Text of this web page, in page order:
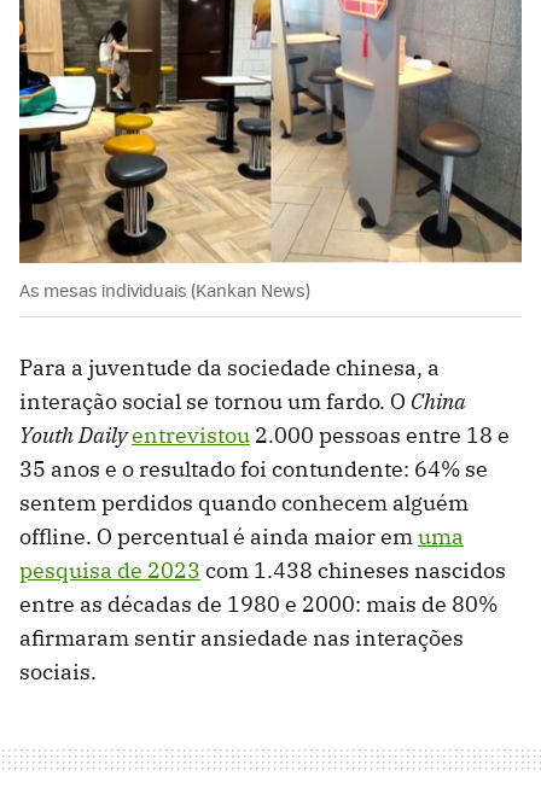
As mesas individuais (Kankan News)
Para a juventude da sociedade chinesa, a
interação social se tornou um fardo. O China
Youth Dailyentrevistou 2.000 pessoas entre 18 e
35 anos e o resultado foi contundente: 64% se
sentem perdidos quando conhecem alguém
offline. O percentual é ainda maior emuma
pesquisa de 2023 com 1.438 chineses nascidos
entre as décadas de 1980 e 2000: mais de 80%
afirmaram sentir ansiedade nas interações
sociais.